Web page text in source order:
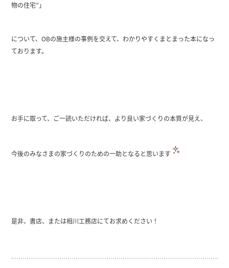
物の住宅”」
について、OBの施主様の事例を交えて、わかりやすくまとまった本になっ
ております。
お手に取って、ご一読いただければ、より良い家づくりの本質が見え、
今後のみなさまの家づくりのための一助となると思います
是非、書店、または相川工務店にてお求めください！